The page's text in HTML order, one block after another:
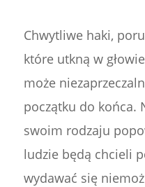
Chwytliwe haki,
które utkną w
może
początku do końca.
swoim rodzaju
ludzie będą chcieli
wydawać się